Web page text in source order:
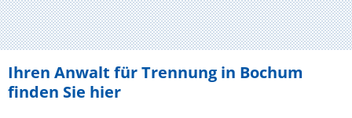
Ihren Anwalt für Trennung in Bochum
finden Sie hier